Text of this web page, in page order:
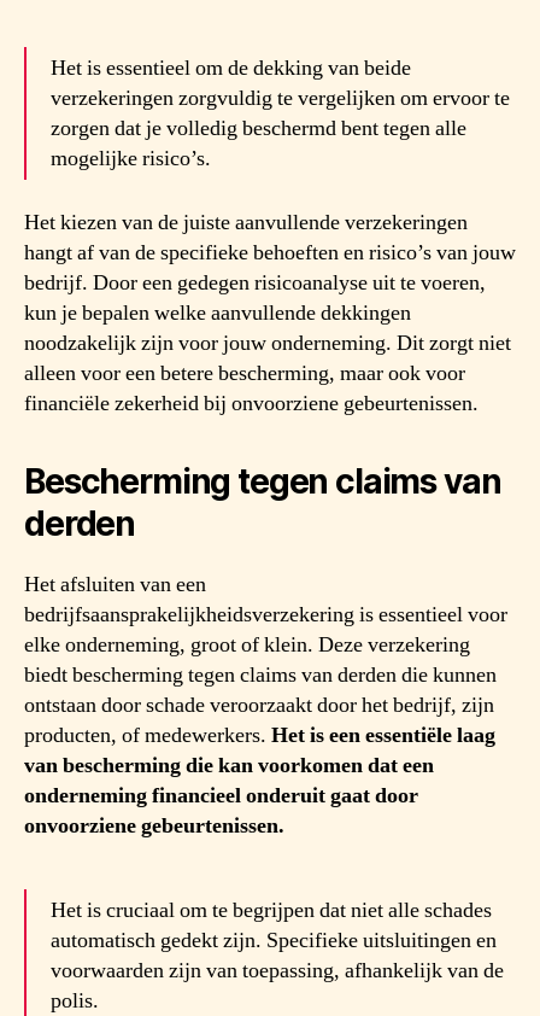
Het is essentieel om de dekking van beide
verzekeringen zorgvuldig te vergelijken om ervoor te
zorgen dat je volledig beschermd bent tegen alle
mogelijke risico’s.
Het kiezen van de juiste aanvullende verzekeringen
hangt af van de specifieke behoeften en risico’s van jouw
bedrijf. Door een gedegen risicoanalyse uit te voeren,
kun je bepalen welke aanvullende dekkingen
noodzakelijk zijn voor jouw onderneming. Dit zorgt niet
alleen voor een betere bescherming, maar ook voor
financiële zekerheid bij onvoorziene gebeurtenissen.
Bescherming tegen claims van
derden
Het afsluiten van een
bedrijfsaansprakelijkheidsverzekering is essentieel voor
elke onderneming, groot of klein. Deze verzekering
biedt bescherming tegen claims van derden die kunnen
ontstaan door schade veroorzaakt door het bedrijf, zijn
producten, of medewerkers. Het is een essentiële laag
van bescherming die kan voorkomen dat een
onderneming financieel onderuit gaat door
onvoorziene gebeurtenissen.
Het is cruciaal om te begrijpen dat niet alle schades
automatisch gedekt zijn. Specifieke uitsluitingen en
voorwaarden zijn van toepassing, afhankelijk van de
polis.